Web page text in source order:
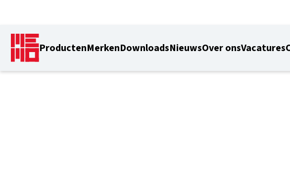
ProductenMerkenDownloadsNieuwsOver onsVacatures